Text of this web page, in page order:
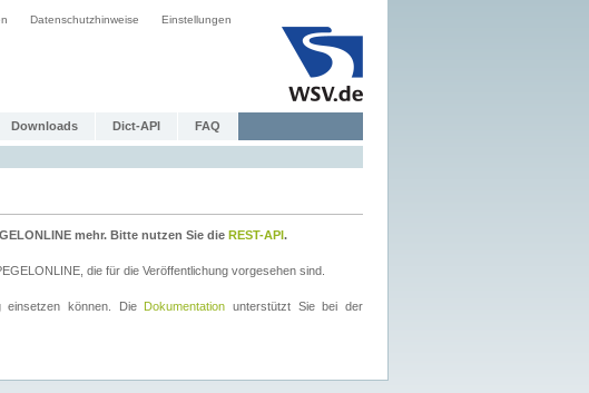
Datenschutzhinweise Einstellungen
Downloads Dict-API FAQ
mehr. Bitte nutzen Sie die REST-API.
die für die Veröffentlichung vorgesehen sind.
einsetzen können. Die Dokumentation unterstützt Sie bei der